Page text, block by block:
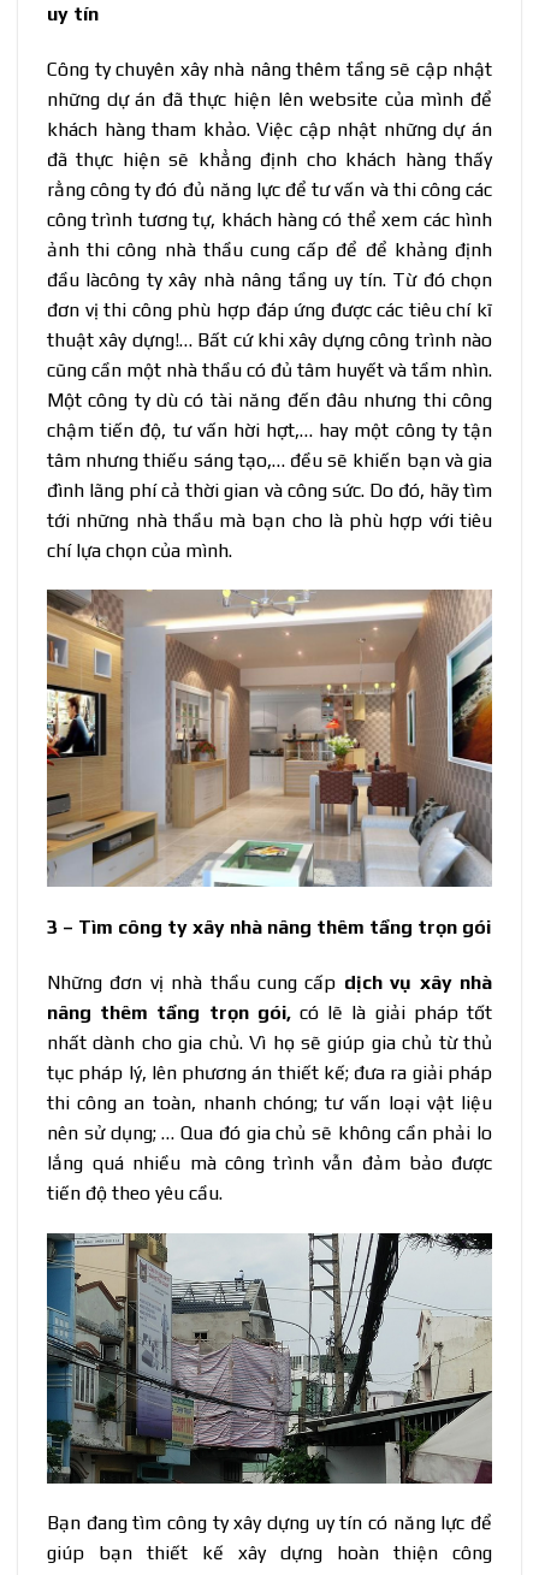
uy tín
Công ty chuyên xây nhà nâng thêm tầng sẽ cập nhật
những dự án đã thực hiện lên website của mình để
khách hàng tham khảo. Việc cập nhật những dự án
đã thực hiện sẽ khẳng định cho khách hàng thấy
rằng công ty đó đủ năng lực để tư vấn và thi công các
công trình tương tự, khách hàng có thể xem các hình
ảnh thi công nhà thầu cung cấp để để khảng định
đầu làcông ty xây nhà nâng tầng uy tín. Từ đó chọn
đơn vị thi công phù hợp đáp ứng được các tiêu chí kĩ
thuật xây dựng!… Bất cứ khi xây dựng công trình nào
cũng cần một nhà thầu có đủ tâm huyết và tầm nhìn.
Một công ty dù có tài năng đến đâu nhưng thi công
chậm tiến độ, tư vấn hời hợt,… hay một công ty tận
tâm nhưng thiếu sáng tạo,… đều sẽ khiến bạn và gia
đình lãng phí cả thời gian và công sức. Do đó, hãy tìm
tới những nhà thầu mà bạn cho là phù hợp với tiêu
chí lựa chọn của mình.
3 – Tìm công ty xây nhà nâng thêm tầng trọn gói
Những đơn vị nhà thầu cung cấp dịch vụ xây nhà
nâng thêm tầng trọn gói,có lẽ là giải pháp tốt
nhất dành cho gia chủ. Vì họ sẽ giúp gia chủ từ thủ
tục pháp lý, lên phương án thiết kế; đưa ra giải pháp
thi công an toàn, nhanh chóng; tư vấn loại vật liệu
nên sử dụng; … Qua đó gia chủ sẽ không cần phải lo
lắng quá nhiều mà công trình vẫn đảm bảo được
tiến độ theo yêu cầu.
Bạn đang tìm công ty xây dựng uy tín có năng lực để
giúp bạn thiết kế xây dựng hoàn thiện công